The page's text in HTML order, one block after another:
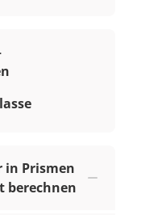
in Prismen
berechnen